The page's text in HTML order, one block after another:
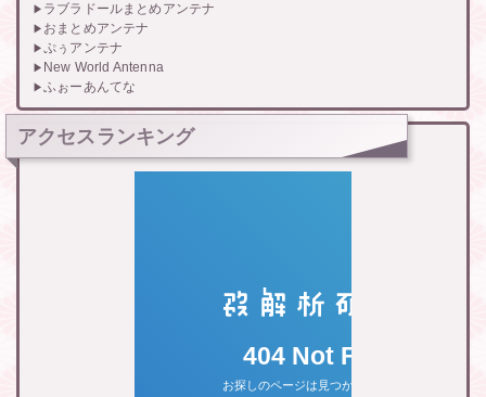
ラブラドールまとめアンテナ
おまとめアンテナ
ぷぅアンテナ
New World Antenna
ふぉーあんてな
アクセスランキング